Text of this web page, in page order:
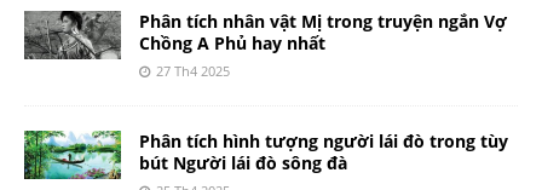
Phân tích nhân vật Mị trong truyện ngắn Vợ
Chồng A Phủ hay nhất
27 Th4 2025
Phân tích hình tượng người lái đò trong tùy
bút Người lái đò sông đà